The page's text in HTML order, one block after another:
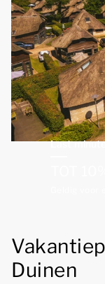
Last
Duinen